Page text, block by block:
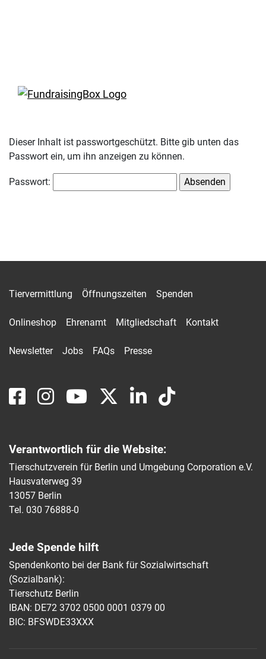
Dieser Inhalt ist passwortgeschützt. Bitte gib unten das
Passwort ein, um ihn anzeigen zu können.
Passwort:
Tiervermittlung Öffnungszeiten Spenden
Onlineshop Ehrenamt Mitgliedschaft Kontakt
Newsletter Jobs FAQs Presse
Verantwortlich für die Website:
Tierschutzverein für Berlin und Umgebung Corporation e.V.
Hausvaterweg 39
13057 Berlin
Tel. 030 76888-0
Jede Spende hilft
Spendenkonto bei der Bank für Sozialwirtschaft
(Sozialbank):
Tierschutz Berlin
IBAN: DE72 3702 0500 0001 0379 00
BIC: BFSWDE33XXX